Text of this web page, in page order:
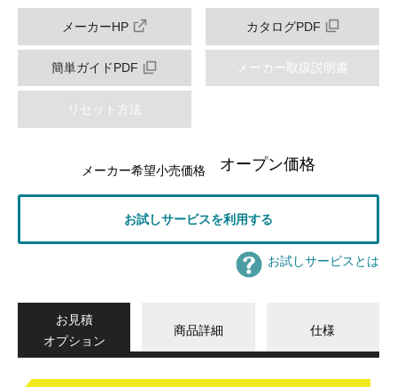
メーカーHP カタログPDF
簡単ガイドPDF メーカー取扱説明書
リセット方法
メーカー希望小売価格 オープン価格
お試しサービスを利用する
お試しサービスとは
お見積
オプション
商品詳細 仕様